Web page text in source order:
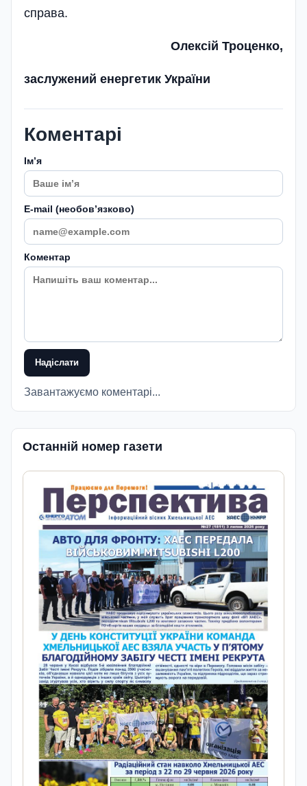
справа.
Олексій Троценко,
заслужений енергетик України
Коментарі
Імʼя
E-mail (необовʼязково)
Коментар
Надіслати
Завантажуємо коментарі...
Останній номер газети